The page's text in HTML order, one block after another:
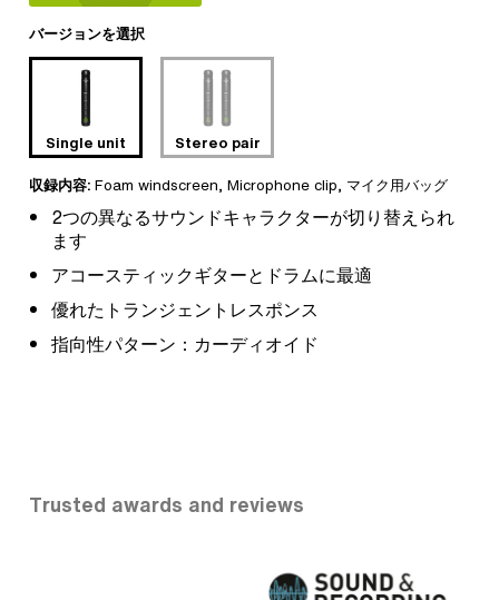
2つの異なるサウンドキャラクターが切り替えられ
ます
アコースティックギターとドラムに最適
優れたトランジェントレスポンス
指向性パターン：カーディオイド
収録内容: Foam windscreen, Microphone clip, マイク用バッグ
バージョンを選択
Single unit Stereo pair
Trusted awards and reviews